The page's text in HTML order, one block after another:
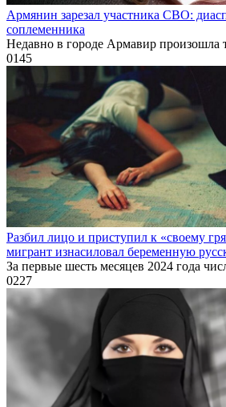
Армянин зарезал участника СВО:
соплеменника
Недавно в городе Армавир произошла
0145
Разбил лицо и приступил к «своему
мигрант изнасиловал беременную
За первые шесть месяцев 2024 года
0227